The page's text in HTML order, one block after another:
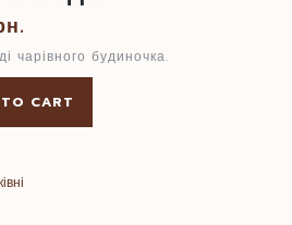
чарівного будиночка.
CART